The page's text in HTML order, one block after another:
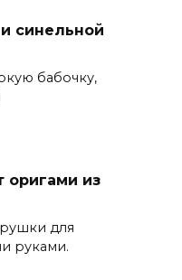
синельной
бабочку,
из
для
руками.